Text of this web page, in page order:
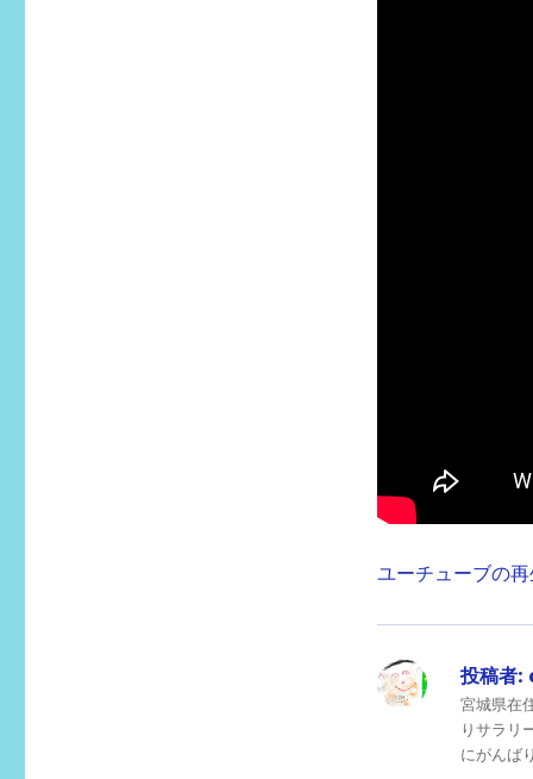
ユーチューブの
投稿者:
宮城県在
りサラリ
にがんば